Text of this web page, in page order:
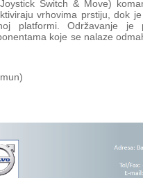
Switch & Move)
vrhovima prstiju, dok
platformi. Održavanje je
koje se nalaze